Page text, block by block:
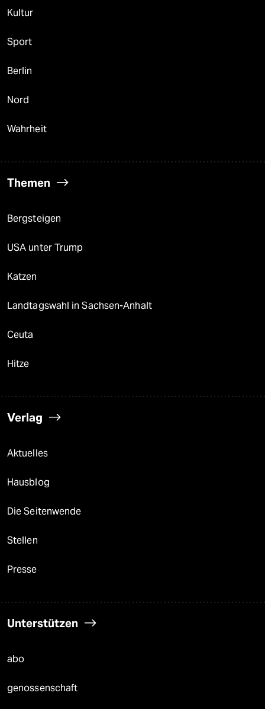
Kultur
Sport
Berlin
Nord
Wahrheit
Themen
Bergsteigen
USA unter Trump
Katzen
Landtagswahl in Sachsen-Anhalt
Ceuta
Hitze
Verlag
Aktuelles
Hausblog
Die Seitenwende
Stellen
Presse
Unterstützen
abo
genossenschaft